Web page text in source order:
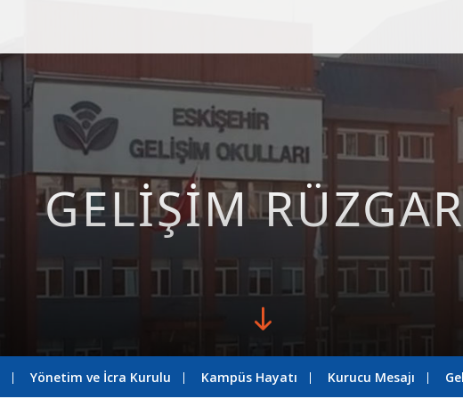
GELİŞİM
Yönetim ve İcra Kurulu Kampüs Hayatı Kurucu Mesajı